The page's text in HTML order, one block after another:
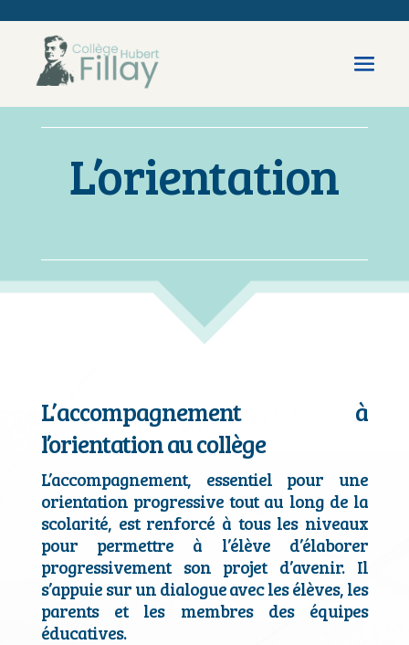
L’orientation
L’accompagnement à
l’orientation au collège
L’accompagnement, essentiel pour une
orientation progressive tout au long de la
scolarité, est renforcé à tous les niveaux
pour permettre à l’élève d’élaborer
progressivement son projet d’avenir. Il
s’appuie sur un dialogue avec les élèves, les
parents et les membres des équipes
éducatives.